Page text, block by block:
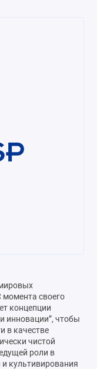
момента своего
концепции
инновации”, чтобы
в качестве
чистой
роли в
культивирования